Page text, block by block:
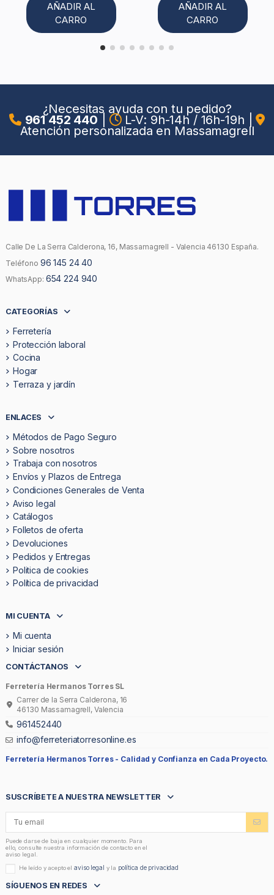
AÑADIR AL
CARRO
AÑADIR AL
CARRO
¿Necesitas ayuda con tu pedido?
961 452 440 L-V: 9h-14h / 16h-19h
Atención personalizada en Massamagrell
Calle De La Serra Calderona, 16, Massamagrell - Valencia 46130 España.
Teléfono 96 145 24 40
WhatsApp: 654 224 940
CATEGORÍAS
Ferretería
Protección laboral
Cocina
Hogar
Terraza y jardín
ENLACES
Métodos de Pago Seguro
Sobre nosotros
Trabaja con nosotros
Envíos y Plazos de Entrega
Condiciones Generales de Venta
Aviso legal
Catálogos
Folletos de oferta
Devoluciones
Pedidos y Entregas
Politica de cookies
Política de privacidad
MI CUENTA
Mi cuenta
Iniciar sesión
CONTÁCTANOS
Ferretería Hermanos Torres SL
Carrer de la Serra Calderona, 16
46130 Massamagrell, Valencia
961452440
info@ferreteriatorresonline.es
Ferretería Hermanos Torres - Calidad y Confianza en Cada Proyecto.
SUSCRÍBETE A NUESTRA NEWSLETTER
Puede darse de baja en cualquier momento. Para
ello, consulte nuestra información de contacto en el
aviso legal.
He leído y acepto elaviso legal y la política de privacidad
SÍGUENOS EN REDES